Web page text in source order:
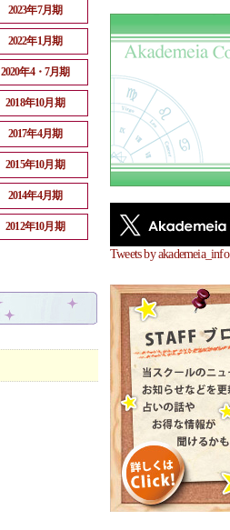
Tweets by akademeia_info
2023年7月期
2022年1月期
2020年4・7月期
2018年10月期
2017年4月期
2015年10月期
2014年4月期
2012年10月期